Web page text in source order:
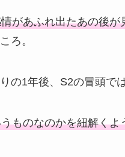
があふれ出たあの後が
ろ。
の1年後、S2の冒頭で
ものなのかを紐解く